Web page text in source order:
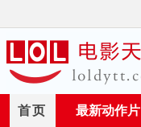
首页 最新动作片